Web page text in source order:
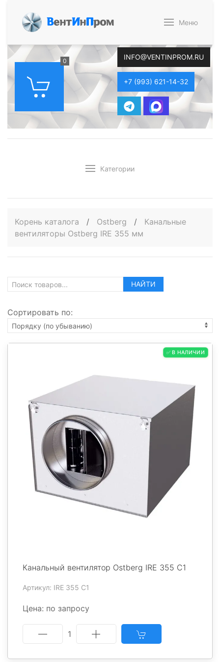
ВентИнПром Меню
0 INFO@VENTINPROM.RU
+7 (993) 621-14-32
Категории
Корень каталога / Ostberg /
Канальные
вентиляторы Ostberg IRE 355 мм
НАЙТИ
Сортировать по:
✅ В НАЛИЧИИ
Канальный вентилятор Ostberg IRE 355 C1
Артикул: IRE 355 C1
Цена: по запросу
1